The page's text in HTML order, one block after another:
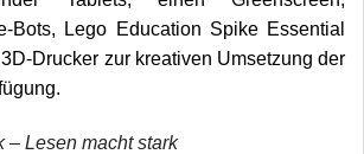
Bots, Lego Education Spike Essential
Drucker zur kreativen Umsetzung der
– Lesen macht stark